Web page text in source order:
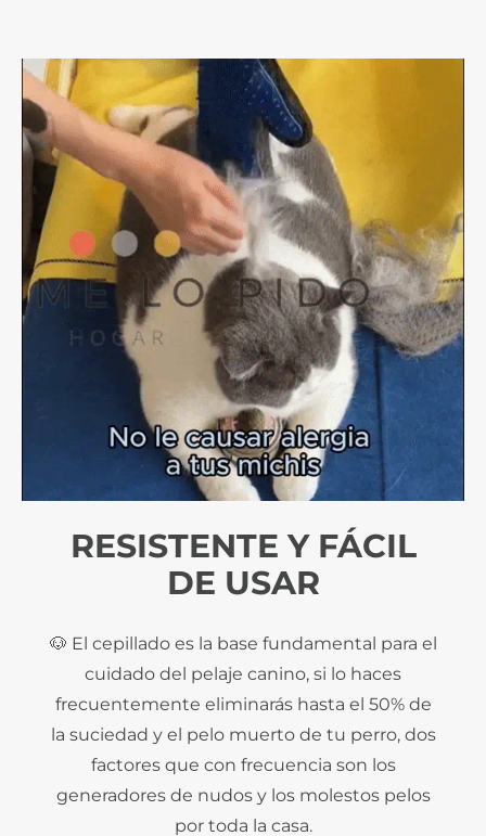
RESISTENTE Y FÁCIL
DE USAR
🐶 El cepillado es la base fundamental para el
cuidado del pelaje canino, si lo haces
frecuentemente eliminarás hasta el 50% de
la suciedad y el pelo muerto de tu perro, dos
factores que con frecuencia son los
generadores de nudos y los molestos pelos
por toda la casa.